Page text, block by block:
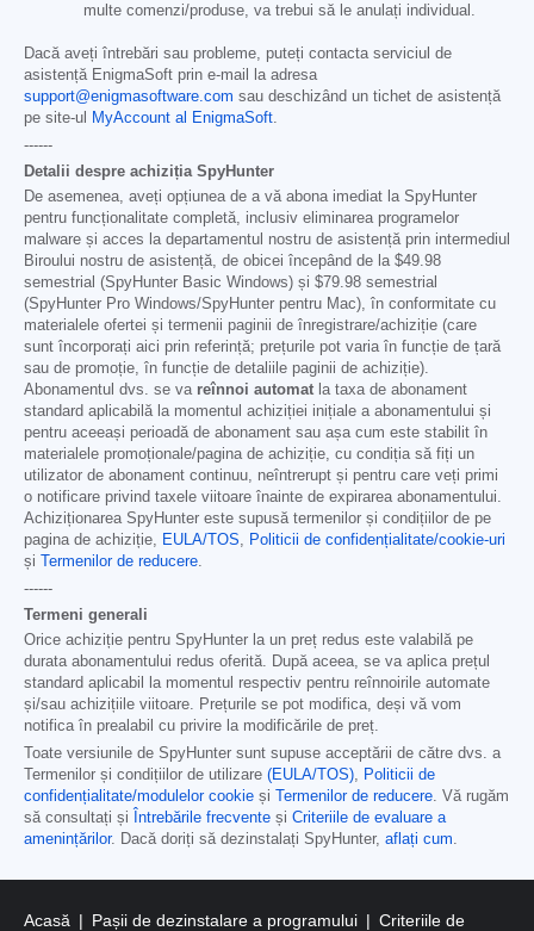
multe comenzi/produse, va trebui să le anulați individual.
Dacă aveți întrebări sau probleme, puteți contacta serviciul de
asistență EnigmaSoft prin e-mail la adresa
support@enigmasoftware.com sau deschizând un tichet de asistență
pe site-ul
MyAccount al EnigmaSoft.
------
Detalii despre achiziția SpyHunter
De asemenea, aveți opțiunea de a vă abona imediat la SpyHunter
pentru funcționalitate completă, inclusiv eliminarea programelor
malware și acces la departamentul nostru de asistență prin intermediul
Biroului nostru de asistență, de obicei începând de la $49.98
semestrial (SpyHunter Basic Windows) și $79.98 semestrial
(SpyHunter Pro Windows/SpyHunter pentru Mac), în conformitate cu
materialele ofertei și termenii paginii de înregistrare/achiziție (care
sunt încorporați aici prin referință; prețurile pot varia în funcție de țară
sau de promoție, în funcție de detaliile paginii de achiziție).
Abonamentul dvs. se va reînnoi automat la taxa de abonament
standard aplicabilă la momentul achiziției inițiale a abonamentului și
pentru aceeași perioadă de abonament sau așa cum este stabilit în
materialele promoționale/pagina de achiziție, cu condiția să fiți un
utilizator de abonament continuu, neîntrerupt și pentru care veți primi
o notificare privind taxele viitoare înainte de expirarea abonamentului.
Achiziționarea SpyHunter este supusă termenilor și condițiilor de pe
pagina de achiziție, EULA/TOS, Politicii de confidențialitate/cookie-uri
și Termenilor de reducere.
------
Termeni generali
Orice achiziție pentru SpyHunter la un preț redus este valabilă pe
durata abonamentului redus oferită. După aceea, se va aplica prețul
standard aplicabil la momentul respectiv pentru reînnoirile automate
și/sau achizițiile viitoare. Prețurile se pot modifica, deși vă vom
notifica în prealabil cu privire la modificările de preț.
Toate versiunile de SpyHunter sunt supuse acceptării de către dvs. a
Termenilor și condițiilor de utilizare (EULA/TOS), Politicii de
confidențialitate/modulelor cookie și Termenilor de reducere. Vă rugăm
să consultați și
Întrebările frecvente și Criteriile de evaluare a
amenințărilor. Dacă doriți să dezinstalați SpyHunter, aflați cum.
Acasă Pașii de dezinstalare a programului
Criteriile de